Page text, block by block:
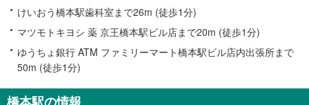
けいおう橋本駅歯科室まで26m (徒歩1分)
マツモトキヨシ 薬 京王橋本駅ビル店まで20m (徒歩1分)
ゆうちょ銀行 ATM ファミリーマート橋本駅ビル店内出張所まで
50m (徒歩1分)
橋本駅の情報